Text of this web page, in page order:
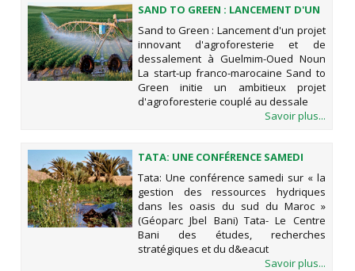
SAND TO GREEN : LANCEMENT D'UN
PROJET INNOVANT
D'AGROFORESTERIE ET DE
DESSALEMENT À GUELMIM-OUED
NOUN
Sand to Green : Lancement d'un projet
innovant d'agroforesterie et de
dessalement à Guelmim-Oued Noun
La start-up franco-marocaine Sand to
Green initie un ambitieux projet
d'agroforesterie couplé au dessale
Savoir plus...
TATA: UNE CONFÉRENCE SAMEDI
SUR « LA GESTION DES RESSOURCES
HYDRIQUES DANS LES OASIS DU
SUD DU MAROC » (GÉOPARC JBEL
BANI)
Tata: Une conférence samedi sur « la
gestion des ressources hydriques
dans les oasis du sud du Maroc »
(Géoparc Jbel Bani) Tata- Le Centre
Bani des études, recherches
stratégiques et du d&eacut
Savoir plus...